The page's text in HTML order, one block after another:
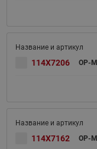
114X7206 OP-
114X7162 OP-